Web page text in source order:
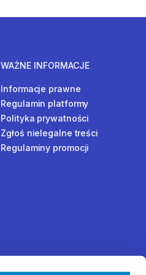
WAŻNE INFORMACJE
Informacje prawne
Regulamin platformy
Polityka prywatności
Zgłoś nielegalne treści
Regulaminy promocji